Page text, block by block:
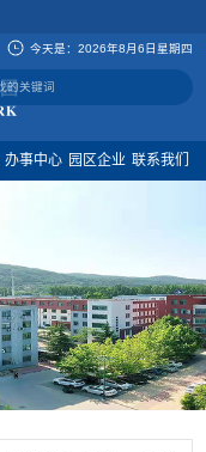
今天是： 2026年8月6日星期四
办事中心 园区企业 联系我们